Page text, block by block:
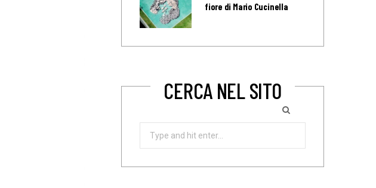
fiore di Mario Cucinella
CERCA NEL SITO
Search